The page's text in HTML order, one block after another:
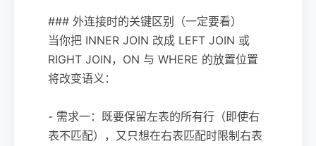
### 外连接时的关键区别（一定要看）
当你把 INNER JOIN 改成 LEFT JOIN 或
RIGHT JOIN，ON 与 WHERE 的放置位置
将改变语义：
- 需求一：既要保留左表的所有行（即使右
表不匹配），又只想在右表匹配时限制右表